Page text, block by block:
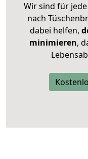
Wir sind für
nach
dabei helfen,
minimieren,